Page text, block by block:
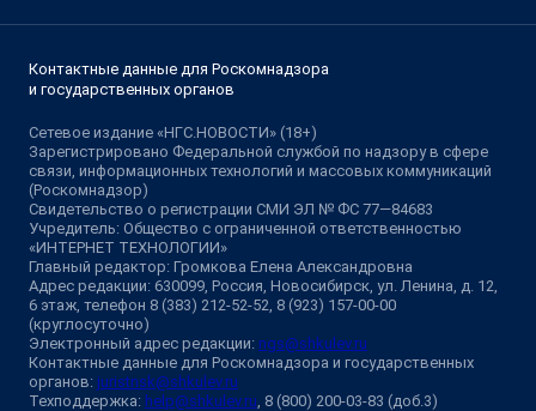
Контактные данные для Роскомнадзора
и государственных органов
Сетевое издание «НГС.НОВОСТИ» (18+)
Зарегистрировано Федеральной службой по надзору в сфере
связи, информационных технологий и массовых коммуникаций
(Роскомнадзор)
Свидетельство о регистрации СМИ ЭЛ № ФС 77—84683
Учредитель: Общество с ограниченной ответственностью
«ИНТЕРНЕТ ТЕХНОЛОГИИ»
Главный редактор: Громкова Елена Александровна
Адрес редакции: 630099, Россия, Новосибирск, ул. Ленина, д. 12,
6 этаж, телефон 8 (383) 212-52-52, 8 (923) 157-00-00
(круглосуточно)
Электронный адрес редакции: ngs@shkulev.ru
Контактные данные для Роскомнадзора и государственных
органов: juristnsk@shkulev.ru
Техподдержка: help@shkulev.ru, 8 (800) 200-03-83 (доб.3)